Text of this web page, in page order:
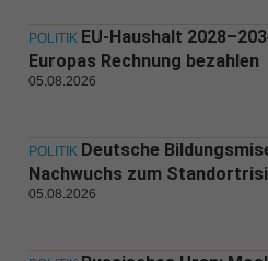
POLITIK EU-Haushalt
Europas Rechnung bezahlen
05.08.2026
POLITIK Deutsche
Nachwuchs zum
05.08.2026